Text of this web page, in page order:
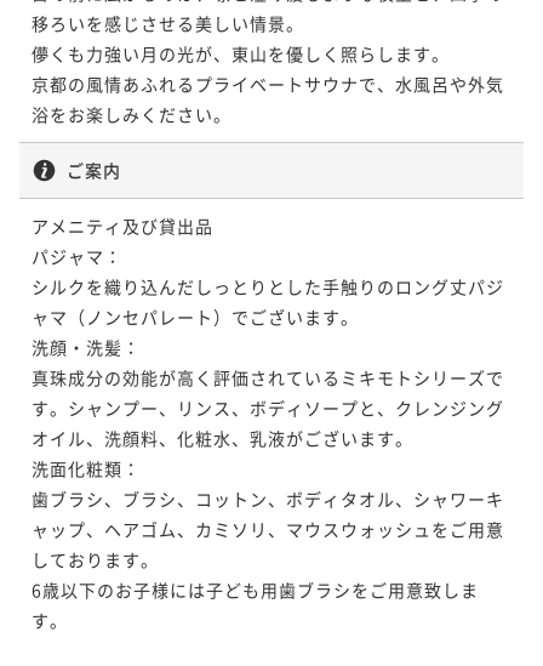
移ろいを感じさせる美しい情景。
儚くも力強い月の光が、東山を優しく照らします。
京都の風情あふれるプライベートサウナで、水風呂や外気
ご案内
アメニティ及び貸出品
パジャマ：
シルクを織り込んだしっとりとした手触りのロング丈パジ
ャマ（ノンセパレート）でございます。
洗顔・洗髪：
真珠成分の効能が高く評価されているミキモトシリーズで
す。シャンプー、リンス、ボディソープと、クレンジング
オイル、洗顔料、化粧水、乳液がございます。
洗面化粧類：
歯ブラシ、ブラシ、コットン、ボディタオル、シャワーキ
ャップ、ヘアゴム、カミソリ、マウスウォッシュをご用意
しております。
6歳以下のお子様には子ども用歯ブラシをご用意致しま
す。